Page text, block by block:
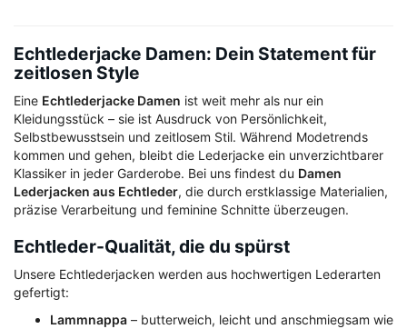
Echtlederjacke Damen: Dein Statement für
zeitlosen Style
Eine Echtlederjacke Damen ist weit mehr als nur ein
Kleidungsstück – sie ist Ausdruck von Persönlichkeit,
Selbstbewusstsein und zeitlosem Stil. Während Modetrends
kommen und gehen, bleibt die Lederjacke ein unverzichtbarer
Klassiker in jeder Garderobe. Bei uns findest du Damen
Lederjacken aus Echtleder, die durch erstklassige Materialien,
präzise Verarbeitung und feminine Schnitte überzeugen.
Echtleder-Qualität, die du spürst
Unsere Echtlederjacken werden aus hochwertigen Lederarten
gefertigt:
Lammnappa – butterweich, leicht und anschmiegsam wie